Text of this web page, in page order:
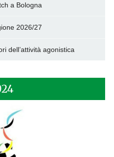
a Bologna
2026/27
dell’attività agonistica